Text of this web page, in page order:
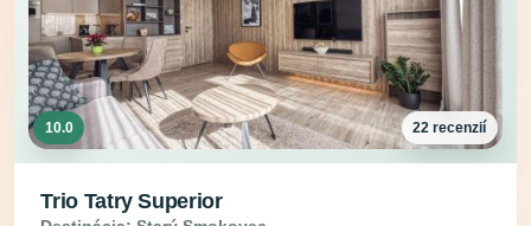
10.0 22 recenzií
Trio Tatry Superior